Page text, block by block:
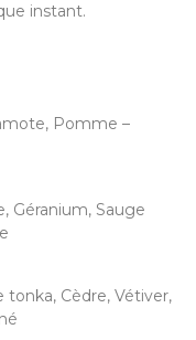
instant.
Pomme –
Géranium, Sauge
Cèdre, Vétiver,